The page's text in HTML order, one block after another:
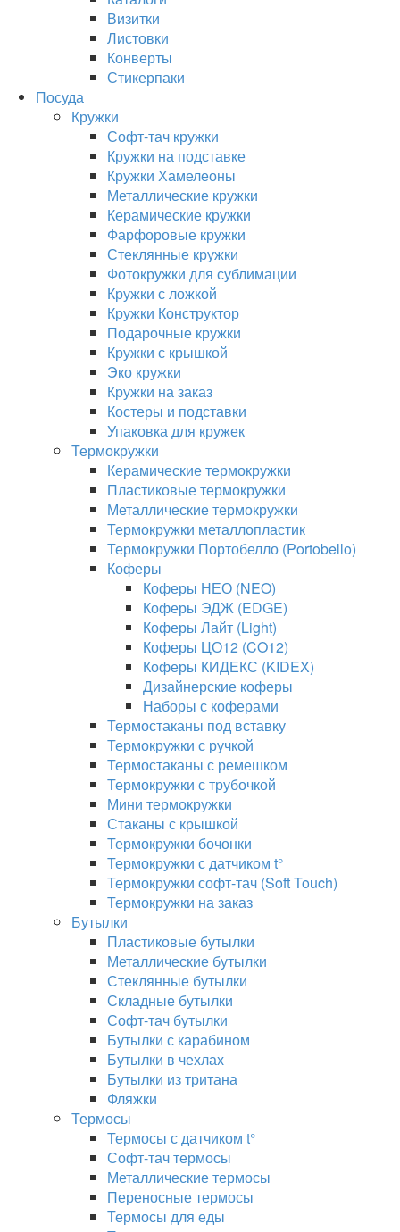
Визитки
Листовки
Конверты
Стикерпаки
Посуда
Кружки
Софт-тач кружки
Кружки на подставке
Кружки Хамелеоны
Металлические кружки
Керамические кружки
Фарфоровые кружки
Стеклянные кружки
Фотокружки для сублимации
Кружки с ложкой
Кружки Конструктор
Подарочные кружки
Кружки с крышкой
Эко кружки
Кружки на заказ
Костеры и подставки
Упаковка для кружек
Термокружки
Керамические термокружки
Пластиковые термокружки
Металлические термокружки
Термокружки металлопластик
Термокружки Портобелло (Portobello)
Коферы
Коферы НЕО (NEO)
Коферы ЭДЖ (EDGE)
Коферы Лайт (Light)
Коферы ЦО12 (CO12)
Коферы КИДЕКС (KIDEX)
Дизайнерские коферы
Наборы с коферами
Термостаканы под вставку
Термокружки с ручкой
Термостаканы с ремешком
Термокружки с трубочкой
Мини термокружки
Стаканы с крышкой
Термокружки бочонки
Термокружки с датчиком t°
Термокружки софт-тач (Soft Touch)
Термокружки на заказ
Бутылки
Пластиковые бутылки
Металлические бутылки
Стеклянные бутылки
Складные бутылки
Софт-тач бутылки
Бутылки с карабином
Бутылки в чехлах
Бутылки из тритана
Фляжки
Термосы
Термосы с датчиком t°
Софт-тач термосы
Металлические термосы
Переносные термосы
Термосы для еды